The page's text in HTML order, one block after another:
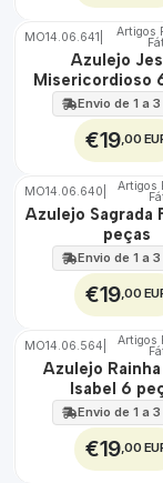
🇵🇹
EXT.
MO14.06.641 Artigos
Azulejo
Misericordioso
Envio de 1 a
€19,00
🇵🇹
100%
MO14.06.640 Artigos
Azulejo Sagrada
peças
Envio de 1 a
€19,00
🇵🇹
100%
MO14.06.564 Artigos
Azulejo
Isabel 6
Envio de 1 a
€19,00